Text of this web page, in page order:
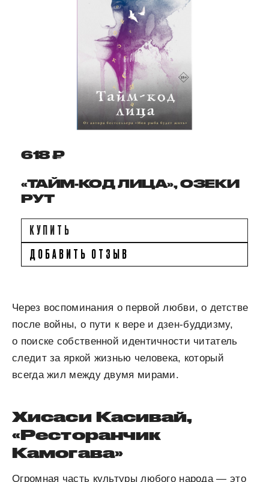
618 ₽
«ТАЙМ-КОД ЛИЦА», ОЗЕКИ
РУТ
КУПИТЬ
ДОБАВИТЬ ОТЗЫВ
Через воспоминания о первой любви, о детстве
после войны, о пути к вере и дзен-буддизму,
о поиске собственной идентичности читатель
следит за яркой жизнью человека, который
всегда жил между двумя мирами.
Хисаси Касивай,
«Ресторанчик
Камогава»
Огромная часть культуры любого народа — это